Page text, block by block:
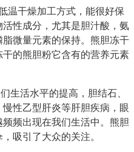
干燥加工方式，能很好保
性成分，尤其是胆汁酸，氨
微量元素的保持。熊胆冻干
的熊胆粉它含有的营养元素
活水平的提高，胆结石、
性乙型肝炎等肝胆疾病，眼
频出现在我们生活中。熊胆
吸引了大众的关注。